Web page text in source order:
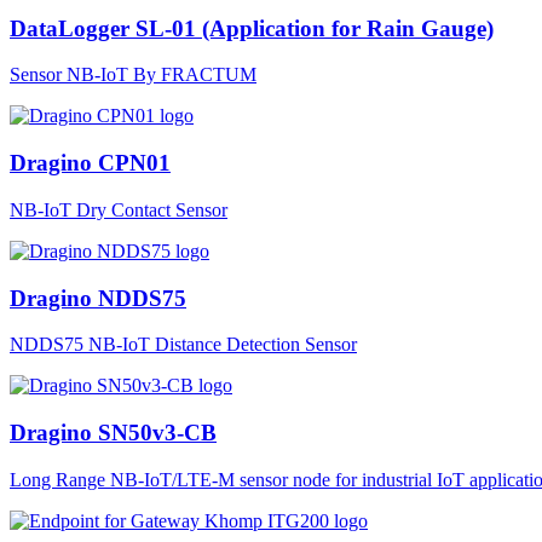
DataLogger SL-01 (Application for Rain Gauge)
Sensor NB-IoT By FRACTUM
Dragino CPN01
NB-IoT Dry Contact Sensor
Dragino NDDS75
NDDS75 NB-IoT Distance Detection Sensor
Dragino SN50v3-CB
Long Range NB-IoT/LTE-M sensor node for industrial IoT